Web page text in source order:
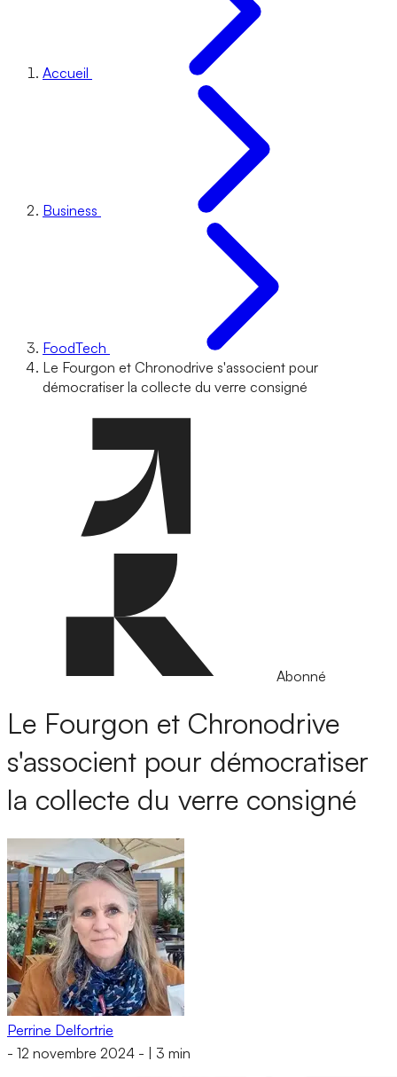
Accueil
Business
FoodTech
Le Fourgon et Chronodrive s'associent pour
démocratiser la collecte du verre consigné
Abonné
Le Fourgon et Chronodrive
s'associent pour démocratiser
la collecte du verre consigné
Perrine Delfortrie
- 12 novembre 2024 - 3 min